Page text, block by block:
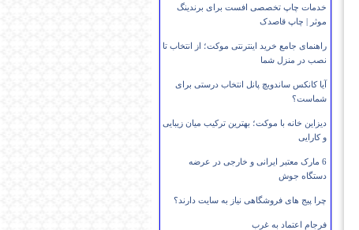
خدمات چاپ تخصصی افست برای برندینگ
موثر | چاپ قاصدک
راهنمای جامع خرید اینترنتی موکت؛ از انتخاب تا
نصب در منزل شما
آیا کانکس ساندویچ پانل انتخاب درستی برای
شماست؟
دیزاین خانه با موکت؛ بهترین ترکیب میان زیبایی
و کارایی
6 مارک معتبر ایرانی و خارجی در عرضه
دستگاه جوش
چرا پیج های فروشگاهی نیاز به سایت دارند؟
فرجام اعتماد به غرب